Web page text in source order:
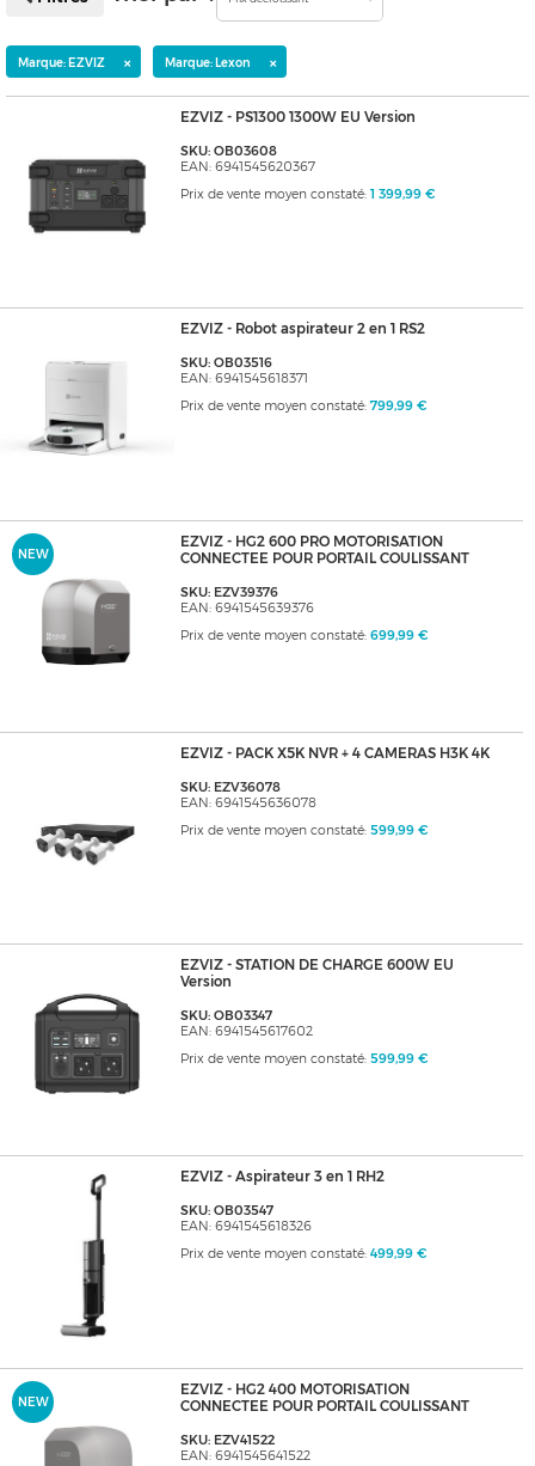
Marque: EZVIZ × Marque: Lexon ×
EZVIZ - PS1300 1300W EU Version
SKU: OB03608
EAN: 6941545620367
Prix de vente moyen constaté: 1 399,99 €
EZVIZ - Robot aspirateur 2 en 1 RS2
SKU: OB03516
EAN: 6941545618371
Prix de vente moyen constaté: 799,99 €
NEW
EZVIZ - HG2 600 PRO MOTORISATION
CONNECTEE POUR PORTAIL COULISSANT
SKU: EZV39376
EAN: 6941545639376
Prix de vente moyen constaté: 699,99 €
EZVIZ - PACK X5K NVR + 4 CAMERAS H3K 4K
SKU: EZV36078
EAN: 6941545636078
Prix de vente moyen constaté: 599,99 €
EZVIZ - STATION DE CHARGE 600W EU
Version
SKU: OB03347
EAN: 6941545617602
Prix de vente moyen constaté: 599,99 €
EZVIZ - Aspirateur 3 en 1 RH2
SKU: OB03547
EAN: 6941545618326
Prix de vente moyen constaté: 499,99 €
NEW
EZVIZ - HG2 400 MOTORISATION
CONNECTEE POUR PORTAIL COULISSANT
SKU: EZV41522
EAN: 6941545641522